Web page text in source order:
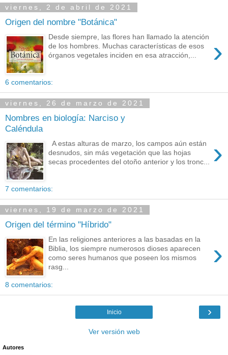
viernes, 2 de abril de 2021
Origen del nombre "Botánica"
›
Desde siempre, las flores han llamado la atención
de los hombres. Muchas características de esos
órganos vegetales inciden en esa atracción,...
6 comentarios:
viernes, 26 de marzo de 2021
Nombres en biología: Narciso y
Caléndula
›
A estas alturas de marzo, los campos aún están
desnudos, sin más vegetación que las hojas
secas procedentes del otoño anterior y los tronc...
7 comentarios:
viernes, 19 de marzo de 2021
Origen del término "Híbrido"
›
En las religiones anteriores a las basadas en la
Biblia, los siempre numerosos dioses aparecen
como seres humanos que poseen los mismos
rasg...
8 comentarios:
›
Inicio
Ver versión web
Autores